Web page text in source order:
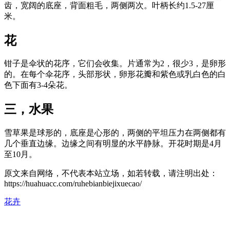
齿，宽阔的底座，背面粗毛，两侧两次。叶柄长约1.5-27厘
米。
花
钳子是伞状的花序，它们会收集。片通常为2，很少3，是卵形
的。在每个伞花序，头部形状，卵形花瓣和紫色或乳白色的白
色下面有3-4朵花。
三，水果
雪草果是球形的，底座是心形的，两侧的平坦压力在两侧都有
几个垂直边缘。边缘之间有明显的水平静脉。开花时期是4月
至10月。
原文来自网络，不代表本站立场，如若转载，请注明出处：
https://huahuacc.com/ruhebianbiejixuecao/
花卉